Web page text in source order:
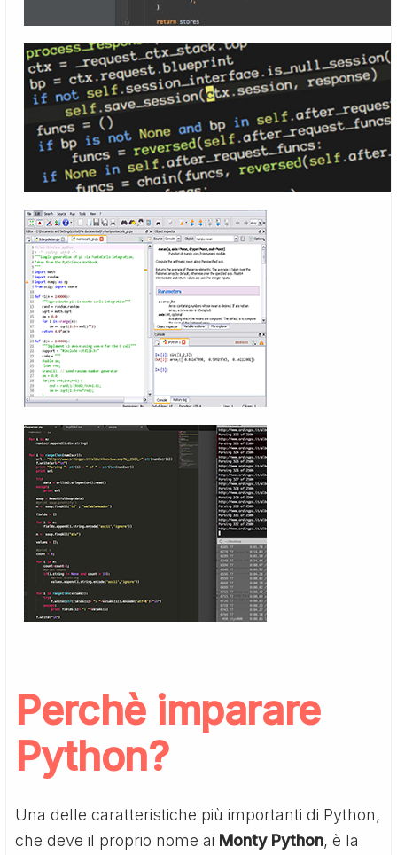
Perchè imparare
Python?
Una delle caratteristiche più importanti di Python,
che deve il proprio nome ai Monty Python, è la